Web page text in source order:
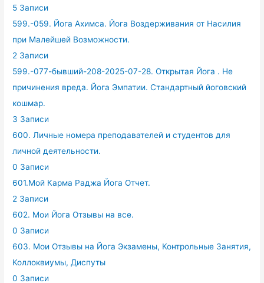
5 Записи
599.-059. Йога Ахимса. Йога Воздерживания от Насилия
при Малейшей Возможности.
2 Записи
599.-077-бывший-208-2025-07-28. Открытая Йога . Не
причинения вреда. Йога Эмпатии. Стандартный йоговский
кошмар.
3 Записи
600. Личные номера преподавателей и студентов для
личной деятельности.
0 Записи
601.Мой Карма Раджа Йога Отчет.
2 Записи
602. Мои Йога Отзывы на все.
0 Записи
603. Мои Отзывы на Йога Экзамены, Контрольные Занятия,
Коллоквиумы, Диспуты
0 Записи